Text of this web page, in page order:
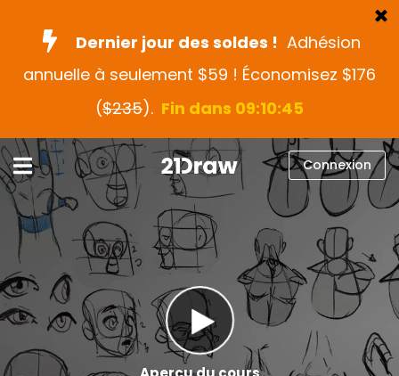
Dernier jour des soldes ! Adhésion
annuelle à seulement $59 ! Économisez $176
($235). Fin dans 09:10:43
Cours
Artistes
Aide
Blog
À propos
Connexion
Français
Connexion